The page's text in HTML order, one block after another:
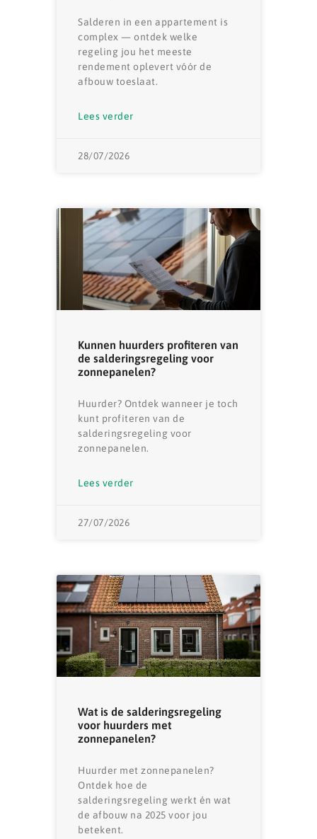
Salderen in een appartement is
complex — ontdek welke
regeling jou het meeste
rendement oplevert vóór de
afbouw toeslaat.
Lees verder
28/07/2026
Kunnen huurders profiteren van
de salderingsregeling voor
zonnepanelen?
Huurder? Ontdek wanneer je toch
kunt profiteren van de
salderingsregeling voor
zonnepanelen.
Lees verder
27/07/2026
Wat is de salderingsregeling
voor huurders met
zonnepanelen?
Huurder met zonnepanelen?
Ontdek hoe de
salderingsregeling werkt én wat
de afbouw na 2025 voor jou
betekent.